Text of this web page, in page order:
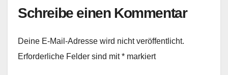
Schreibe einen Kommentar
Deine E-Mail-Adresse wird nicht veröffentlicht.
Erforderliche Felder sind mit* markiert